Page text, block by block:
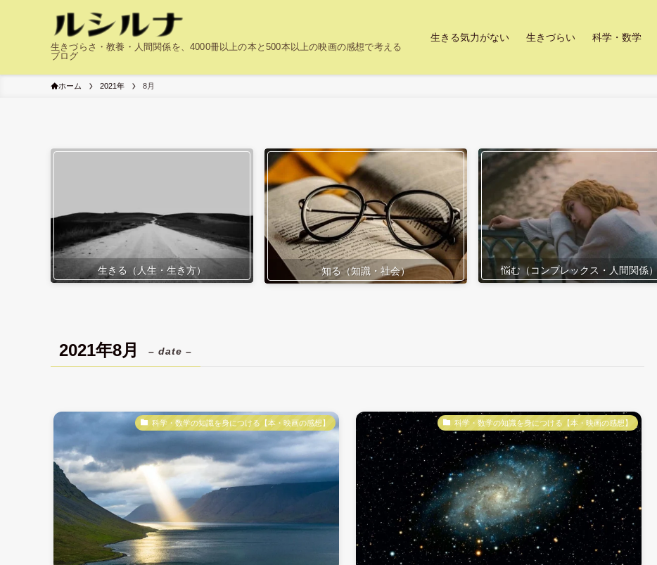
生きづらさ・教養・人間関係を、4000冊以上の本と500本以上の映画の感想で考える
ブログ
生きる気力がない 生きづらい 科学・数学
ホーム 2021年 8月
生きる（人生・生き方） 知る（知識・社会） 悩む（コンプレックス・人間関係）
2021年8月 – date –
科学・数学の知識を身につける【本・映画の感想】 科学・数学の知識を身につける【本・映画の感想】